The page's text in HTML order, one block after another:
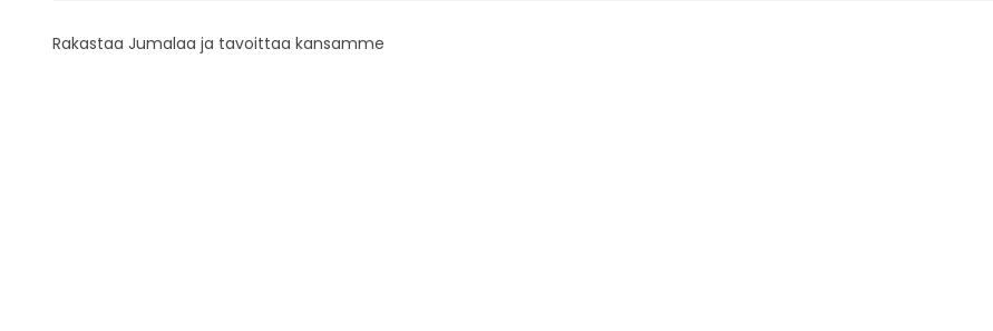
Rakastaa Jumalaa ja tavoittaa kansamme